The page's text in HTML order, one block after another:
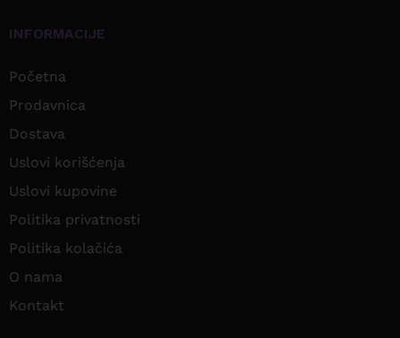
INFORMACIJE
Početna
Prodavnica
Dostava
Uslovi korišćenja
Uslovi kupovine
Politika privatnosti
Politika kolačića
O nama
Kontakt